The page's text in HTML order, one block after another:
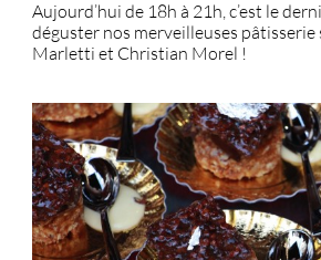
Aujourd’hui de 18h à 21h, c’est le
déguster nos merveilleuses pâtisserie
Marletti et Christian Morel !